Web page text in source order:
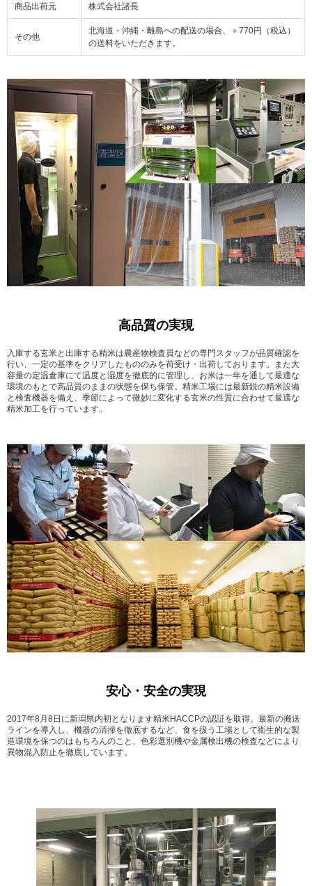
商品出荷元 株式会社諸長
その他
北海道・沖縄・離島への配送の場合、＋770円（税込）
の送料をいただきます。
高品質の実現
入庫する玄米と出庫する精米は農産物検査員などの専門スタッフが品質確認を
行い、一定の基準をクリアしたもののみを荷受け・出荷しております。また大
容量の定温倉庫にて温度と湿度を徹底的に管理し、お米は一年を通して最適な
環境のもとで高品質のままの状態を保ち保管。精米工場には最新鋭の精米設備
と検査機器を備え、季節によって微妙に変化する玄米の性質に合わせて最適な
精米加工を行っています。
安心・安全の実現
2017年8月8日に新潟県内初となります精米HACCPの認証を取得。最新の搬送
ラインを導入し、機器の清掃を徹底するなど、食を扱う工場として衛生的な製
造環境を保つのはもちろんのこと、色彩選別機や金属検出機の検査などにより
異物混入防止を徹底しています。